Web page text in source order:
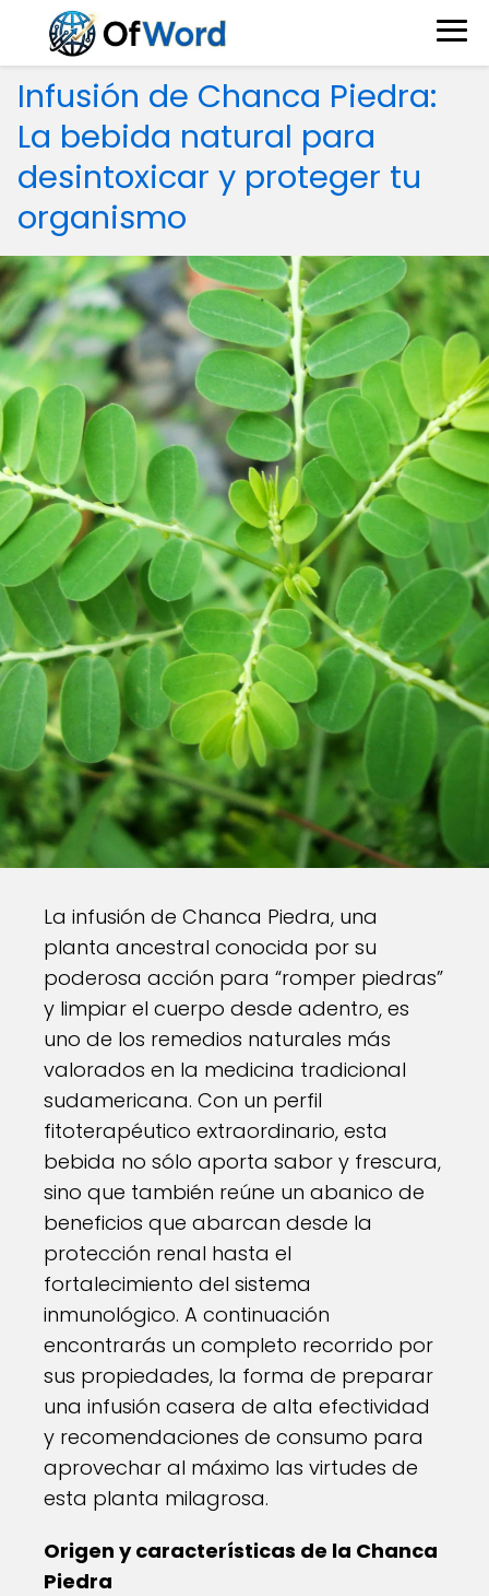
Infusión de Chanca Piedra:
La bebida natural para
desintoxicar y proteger tu
organismo
La infusión de Chanca Piedra, una
planta ancestral conocida por su
poderosa acción para “romper piedras”
y limpiar el cuerpo desde adentro, es
uno de los remedios naturales más
valorados en la medicina tradicional
sudamericana. Con un perfil
fitoterapéutico extraordinario, esta
bebida no sólo aporta sabor y frescura,
sino que también reúne un abanico de
beneficios que abarcan desde la
protección renal hasta el
fortalecimiento del sistema
inmunológico. A continuación
encontrarás un completo recorrido por
sus propiedades, la forma de preparar
una infusión casera de alta efectividad
y recomendaciones de consumo para
aprovechar al máximo las virtudes de
esta planta milagrosa.
Origen y características de la Chanca
Piedra